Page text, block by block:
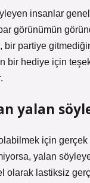
insanlar
görünümün
bir partiye
bir hediye için
yalan
için gerçek
yalan
olarak lastiksiz